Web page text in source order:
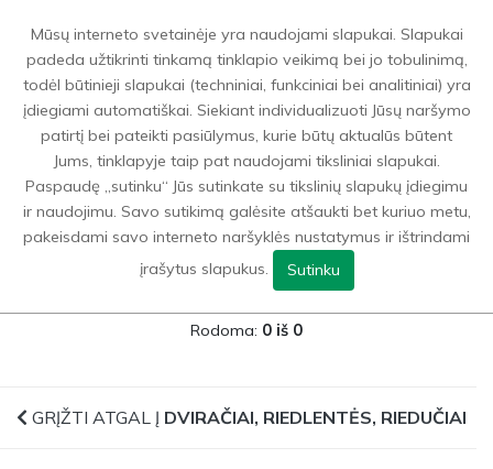
Dviračiai, riedlentės, riedučiai
GRĮŽTI ATGAL ĮDVIRAČIAI, RIEDLENTĖS, RIEDUČIAI
FILTRAI
Rodoma: 0 iš 0
GRĮŽTI ATGAL Į DVIRAČIAI, RIEDLENTĖS, RIEDUČIAI
Mūsų interneto svetainėje yra naudojami slapukai. Slapukai
padeda užtikrinti tinkamą tinklapio veikimą bei jo tobulinimą,
todėl būtinieji slapukai (techniniai, funkciniai bei analitiniai) yra
įdiegiami automatiškai. Siekiant individualizuoti Jūsų naršymo
patirtį bei pateikti pasiūlymus, kurie būtų aktualūs būtent
Jums, tinklapyje taip pat naudojami tiksliniai slapukai.
Paspaudę „sutinku“ Jūs sutinkate su tikslinių slapukų įdiegimu
ir naudojimu. Savo sutikimą galėsite atšaukti bet kuriuo metu,
pakeisdami savo interneto naršyklės nustatymus ir ištrindami
įrašytus slapukus.
Sutinku